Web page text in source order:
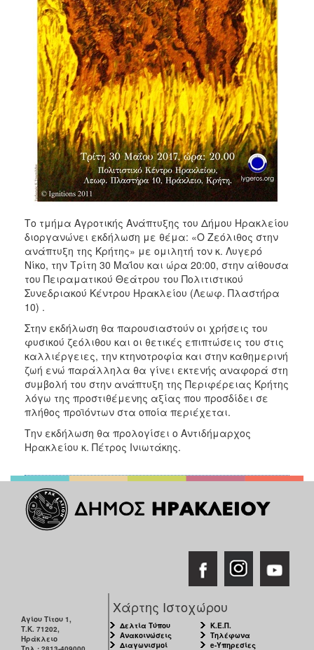
ΠΟΛΙΤΙΣΜΟΣ
ΑΝΘΕΚΤΙΚΗ
Το τμήμα Αγροτικής Ανάπτυξης του Δήμου Ηρακλείου
διοργανώνει εκδήλωση με θέμα: «Ο Ζεόλιθος στην
ανάπτυξη της Κρήτης» με ομιλητή τον κ. Λυγερό
Νίκο, την Τρίτη 30 Μαΐου και ώρα 20:00, στην αίθουσα
του Πειραματικού Θεάτρου του Πολιτιστικού
Συνεδριακού Κέντρου Ηρακλείου (Λεωφ. Πλαστήρα
10) .
Στην εκδήλωση θα παρουσιαστούν οι χρήσεις του
φυσικού ζεόλιθου και οι θετικές επιπτώσεις του στις
καλλιέργειες, την κτηνοτροφία και στην καθημερινή
ζωή ενώ παράλληλα θα γίνει εκτενής αναφορά στη
συμβολή του στην ανάπτυξη της Περιφέρειας Κρήτης
λόγω της προστιθέμενης αξίας που προσδίδει σε
πλήθος προϊόντων στα οποία περιέχεται.
Την εκδήλωση θα προλογίσει ο Αντιδήμαρχος
Ηρακλείου κ. Πέτρος Ινιωτάκης.
Αγίου Τίτου 1,
Τ.Κ. 71202,
Ηράκλειο
Χάρτης Ιστοχώρου
Δελτία Τύπου
Ανακοινώσεις
Διαγωνισμοί
Κ.Ε.Π.
Τηλέφωνα
e-Υπηρεσίες